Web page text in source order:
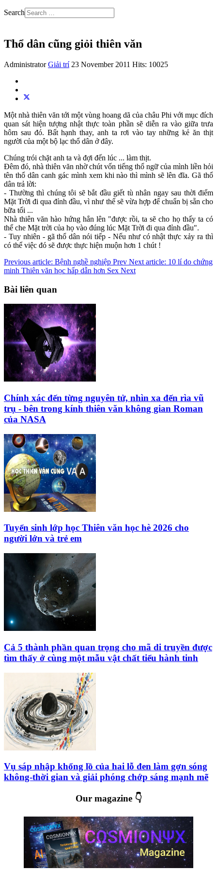
Search
Thổ dân cũng giỏi thiên văn
Administrator Giải trí 23 November 2011 Hits: 10025
Một nhà thiên văn tới một vùng hoang dã của châu Phi với mục đích
quan sát hiện tượng nhật thực toàn phần sẽ diễn ra vào giữa trưa
hôm sau đó. Bất hạnh thay, anh ta rơi vào tay những kẻ ăn thịt
người của một bộ lạc thổ dân ở đây.
Chúng trói chặt anh ta và đợi đến lúc ... làm thịt.
Đêm đó, nhà thiên văn nhờ chút vốn tiếng thổ ngữ của mình liền hỏi
tên thổ dân canh gác mình xem khi nào thì mình sẽ lên đĩa. Gã thổ
dân trả lời:
- Thường thì chúng tôi sẽ bắt đầu giết tù nhân ngay sau thời điểm
Mặt Trời đi qua đỉnh đầu, vì như thế sẽ vừa hợp để chuẩn bị sẵn cho
bữa tối ...
Nhà thiên văn hào hứng hẳn lên "được rồi, ta sẽ cho họ thấy ta có
thể che Mặt trời của họ vào đúng lúc Mặt Trời đi qua đỉnh đầu".
- Tuy nhiên - gã thổ dân nói tiếp - Nếu như có nhật thực xảy ra thì
có thể việc đó sẽ được thực hiện muộn hơn 1 chút !
Previous article: Bệnh nghề nghiệp Prev Next article: 10 lí do chứng
minh Thiên văn học hấp dẫn hơn Sex Next
Bài liên quan
Chính xác đến từng nguyên tử, nhìn xa đến rìa vũ
trụ - bên trong kính thiên văn không gian Roman
của NASA
Tuyển sinh lớp học Thiên văn học hè 2026 cho
người lớn và trẻ em
Cả 5 thành phần quan trọng cho mã di truyền được
tìm thấy ở cùng một mẫu vật chất tiểu hành tinh
Vụ sáp nhập khổng lồ của hai lỗ đen làm gợn sóng
không-thời gian và giải phóng chớp sáng mạnh mẽ
Our magazine 👇